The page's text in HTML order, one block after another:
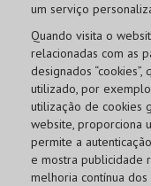
um serviço
Quando visita o
relacionadas com as
designados
utilizado, por
utilização de cookies
website, proporciona
permite a
e mostra publicidade
melhoria contínua